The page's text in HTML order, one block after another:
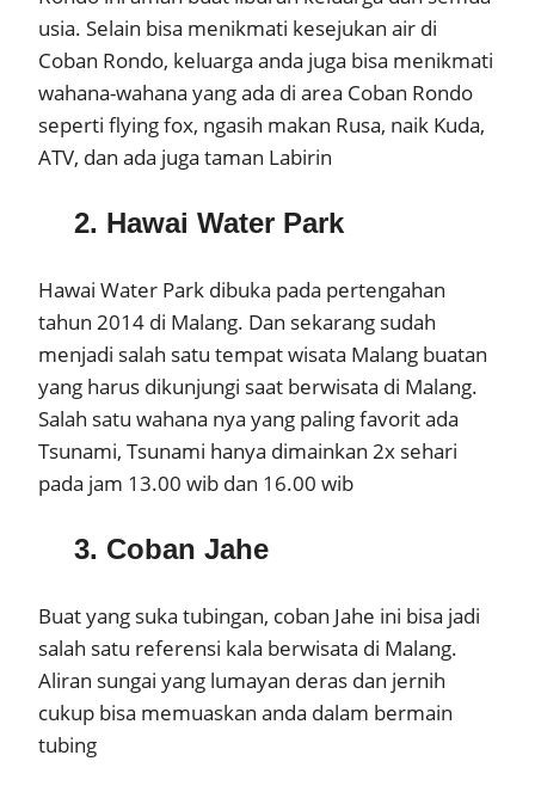
usia. Selain bisa menikmati kesejukan air di
Coban Rondo, keluarga anda juga bisa menikmati
wahana-wahana yang ada di area Coban Rondo
seperti flying fox, ngasih makan Rusa, naik Kuda,
ATV, dan ada juga taman Labirin
2. Hawai Water Park
Hawai Water Park dibuka pada pertengahan
tahun 2014 di Malang. Dan sekarang sudah
menjadi salah satu tempat wisata Malang buatan
yang harus dikunjungi saat berwisata di Malang.
Salah satu wahana nya yang paling favorit ada
Tsunami, Tsunami hanya dimainkan 2x sehari
pada jam 13.00 wib dan 16.00 wib
3. Coban Jahe
Buat yang suka tubingan, coban Jahe ini bisa jadi
salah satu referensi kala berwisata di Malang.
Aliran sungai yang lumayan deras dan jernih
cukup bisa memuaskan anda dalam bermain
tubing